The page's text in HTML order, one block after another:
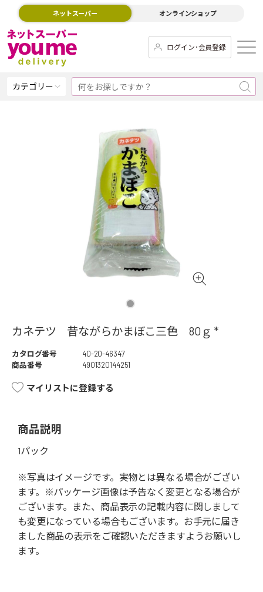
ネットスーパー オンラインショップ
ログイン･会員登録
カテゴリー
カネテツ 昔ながらかまぼこ三色 80ｇ *
カタログ番号
40-20-46347
商品番号
4901320144251
マイリストに登録する
商品説明
1パック
※写真はイメージです。実物とは異なる場合がござい
ます。※パッケージ画像は予告なく変更となる場合が
ございます。また、商品表示の記載内容に関しまして
も変更になっている場合もございます。お手元に届き
ました商品の表示をご確認いただきますようお願いし
ます。